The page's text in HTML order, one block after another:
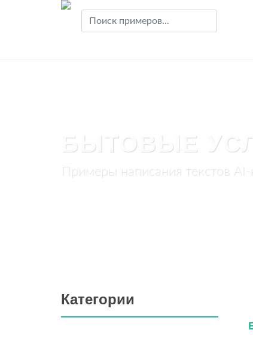
БЫТОВЫЕ
Примеры написания текстов
Категории